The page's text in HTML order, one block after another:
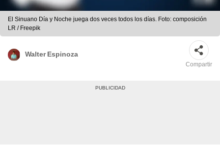
El Sinuano Día y Noche juega dos veces todos los días. Foto: composición
LR / Freepik
Walter Espinoza
Compartir